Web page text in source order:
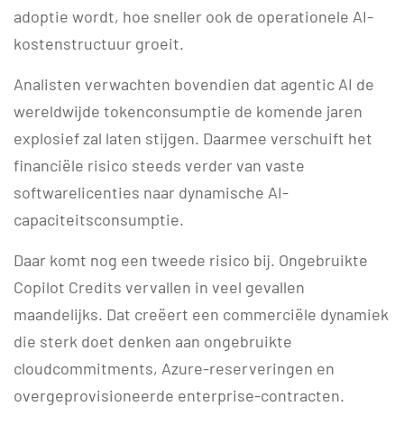
adoptie wordt, hoe sneller ook de operationele AI-
kostenstructuur groeit.
Analisten verwachten bovendien dat agentic AI de
wereldwijde tokenconsumptie de komende jaren
explosief zal laten stijgen. Daarmee verschuift het
financiële risico steeds verder van vaste
softwarelicenties naar dynamische AI-
capaciteitsconsumptie.
Daar komt nog een tweede risico bij. Ongebruikte
Copilot Credits vervallen in veel gevallen
maandelijks. Dat creëert een commerciële dynamiek
die sterk doet denken aan ongebruikte
cloudcommitments, Azure-reserveringen en
overgeprovisioneerde enterprise-contracten.